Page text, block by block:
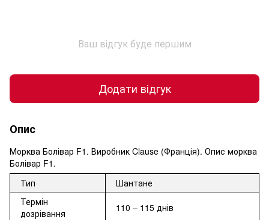
Ваш відгук буде першим
Додати відгук
Опис
Морква Болівар F1. Виробник Clause (Франція). Опис морква
Болівар F1.
Тип
Шантане
Термін
дозрівання
110 – 115 днів